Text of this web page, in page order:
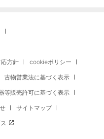
方針 cookieポリシー
古物営業法に基づく表示
等販売許可に基づく表示
サイトマップ